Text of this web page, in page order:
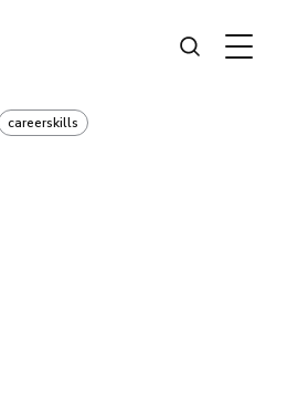
careerskills